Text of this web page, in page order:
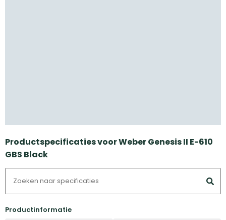
Productspecificaties voor Weber Genesis II E-610
GBS Black
Productinformatie